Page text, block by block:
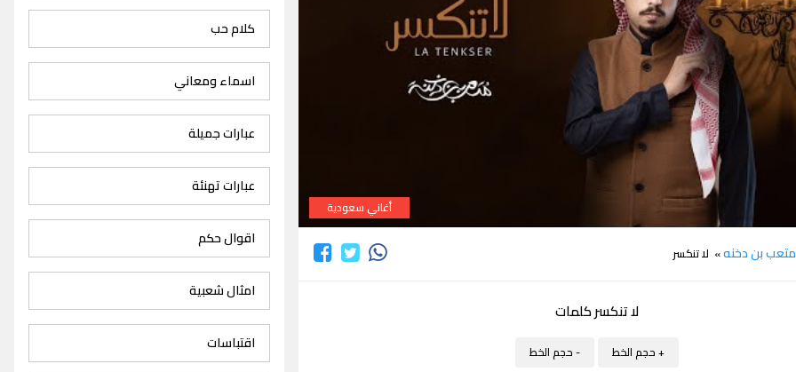
أغاني سعودية
متعب بن دخنه» لا تنكسر
لا تنكسر كلمات
+ حجم الخط - حجم الخط
كلام حب
اسماء ومعاني
عبارات جميلة
عبارات تهنئة
اقوال حكم
امثال شعبية
اقتباسات